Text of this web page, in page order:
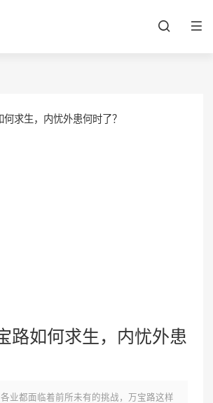
路如何求生，内忧外患
业都面临着前所未有的挑战，万宝路这样